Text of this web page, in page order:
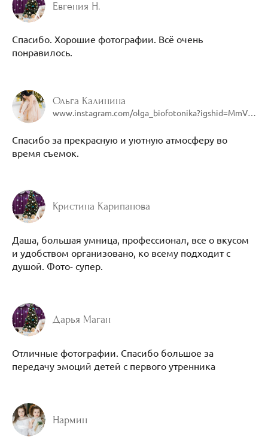
Евгения Н.
Спасибо. Хорошие фотографии. Всё очень
понравилось.
Ольга Калинина
www.instagram.com/olga_biofotonika?igshid=MmVlMjlkMTBhMg%3D%3D&utm_source=qr
Спасибо за прекрасную и уютную атмосферу во
время съемок.
Кристина Карипанова
Даша, большая умница, профессионал, все о вкусом
и удобством организовано, ко всему подходит с
душой. Фото- супер.
Дарья Маган
Отличные фотографии. Спасибо большое за
передачу эмоций детей с первого утренника
Нармин